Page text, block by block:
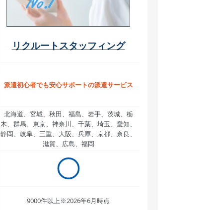
リクルートスタッフィング
派遣初心者でも安心サポートの派遣サービス
北海道、宮城、秋田、福島、岩手、茨城、栃
木、群馬、東京、神奈川、千葉、埼玉、愛知、
静岡、岐阜、三重、大阪、兵庫、京都、奈良、
滋賀、広島、福岡
9000件以上※2026年6月時点